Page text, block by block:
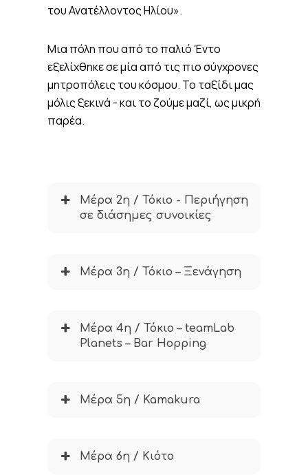
του Ανατέλλοντος Ηλίου».
Μια πόλη που από το παλιό Έντο
εξελίχθηκε σε μία από τις πιο σύγχρονες
μητροπόλεις του κόσμου. Το ταξίδι μας
μόλις ξεκινά - και το ζούμε μαζί, ως μικρή
παρέα.
Μέρα 2η / Τόκιο - Περιήγηση
σε διάσημες συνοικίες
Μέρα 3η / Τόκιο – Ξενάγηση
Μέρα 4η / Τόκιο – teamLab
Planets – Bar Hopping
Μέρα 5η / Kamakura
Μέρα 6η / Κιότο